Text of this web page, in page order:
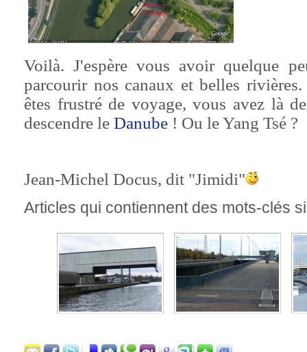
Voilà. J'espère vous avoir quelque
parcourir nos canaux et belles
êtes frustré de voyage, vous avez là
descendre le Danube ! Ou le Yang Tsé ?
Jean-Michel Docus, dit "Jimidi"
Articles qui contiennent des mots-clés